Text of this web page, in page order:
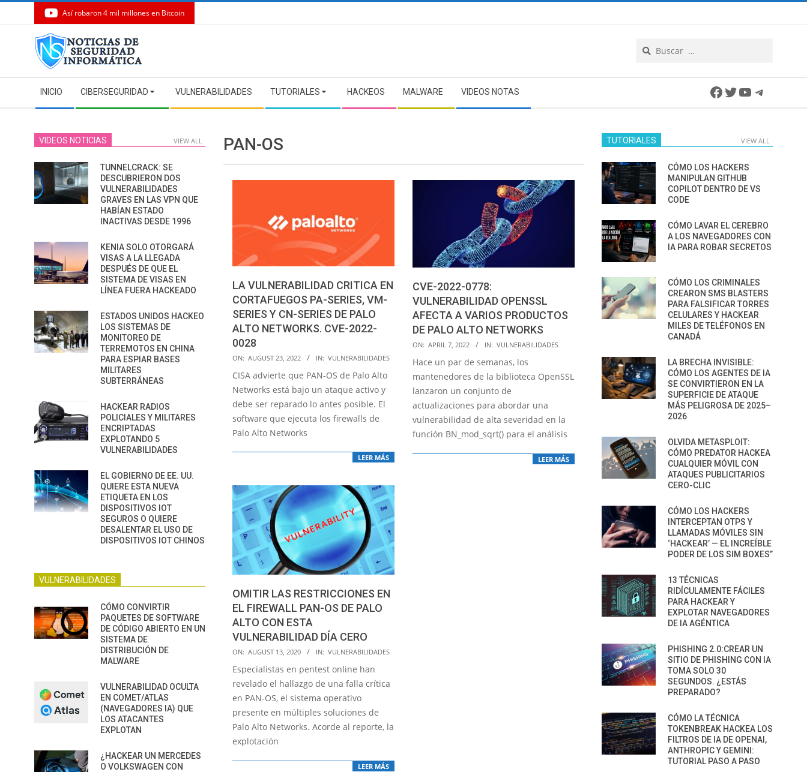
Así robaron 4 mil millones en Bitcoin
Navigation
Menu
INICIO CIBERSEGURIDAD VULNERABILIDADES TUTORIALES HACKEOS MALWARE VIDEOS NOTAS Facebook
Twitter
YouTube
PAN-OS
LA VULNERABILIDAD CRITICA EN
CORTAFUEGOS PA-SERIES, VM-
SERIES Y CN-SERIES DE PALO
ALTO NETWORKS. CVE-2022-
0028
2022-
08-
23
ON: AUGUST 23, 2022 IN: VULNERABILIDADES
CISA advierte que PAN-OS de Palo Alto
Networks está bajo un ataque activo y
debe ser reparado lo antes posible. El
software que ejecuta los firewalls de
Palo Alto Networks
LEER MÁS
CVE-2022-0778:
VULNERABILIDAD OPENSSL
AFECTA A VARIOS PRODUCTOS
DE PALO ALTO NETWORKS
2022-
04-
07
ON: APRIL 7, 2022 IN: VULNERABILIDADES
Hace un par de semanas, los
mantenedores de la biblioteca OpenSSL
lanzaron un conjunto de
actualizaciones para abordar una
vulnerabilidad de alta severidad en la
función BN_mod_sqrt() para el análisis
LEER MÁS
OMITIR LAS RESTRICCIONES EN
EL FIREWALL PAN-OS DE PALO
ALTO CON ESTA
VULNERABILIDAD DÍA CERO
2020-
08-
13
ON: AUGUST 13, 2020 IN: VULNERABILIDADES
Especialistas en pentest online han
revelado el hallazgo de una falla crítica
en PAN-OS, el sistema operativo
presente en múltiples soluciones de
Palo Alto Networks. Acorde al reporte, la
explotación
LEER MÁS
VIDEOS NOTICIAS VIEW ALL
TUNNELCRACK: SE
DESCUBRIERON DOS
VULNERABILIDADES
GRAVES EN LAS VPN QUE
HABÍAN ESTADO
INACTIVAS DESDE 1996
KENIA SOLO OTORGARÁ
VISAS A LA LLEGADA
DESPUÉS DE QUE EL
SISTEMA DE VISAS EN
LÍNEA FUERA HACKEADO
ESTADOS UNIDOS HACKEO
LOS SISTEMAS DE
MONITOREO DE
TERREMOTOS EN CHINA
PARA ESPIAR BASES
MILITARES
SUBTERRÁNEAS
HACKEAR RADIOS
POLICIALES Y MILITARES
ENCRIPTADAS
EXPLOTANDO 5
VULNERABILIDADES
EL GOBIERNO DE EE. UU.
QUIERE ESTA NUEVA
ETIQUETA EN LOS
DISPOSITIVOS IOT
SEGUROS O QUIERE
DESALENTAR EL USO DE
DISPOSITIVOS IOT CHINOS
VULNERABILIDADES
CÓMO CONVIRTIR
PAQUETES DE SOFTWARE
DE CÓDIGO ABIERTO EN UN
SISTEMA DE
DISTRIBUCIÓN DE
MALWARE
VULNERABILIDAD OCULTA
EN COMET/ATLAS
(NAVEGADORES IA) QUE
LOS ATACANTES
EXPLOTAN
¿HACKEAR UN MERCEDES
O VOLKSWAGEN CON
TUTORIALES VIEW ALL
CÓMO LOS HACKERS
MANIPULAN GITHUB
COPILOT DENTRO DE VS
CODE
CÓMO LAVAR EL CEREBRO
A LOS NAVEGADORES CON
IA PARA ROBAR SECRETOS
CÓMO LOS CRIMINALES
CREARON SMS BLASTERS
PARA FALSIFICAR TORRES
CELULARES Y HACKEAR
MILES DE TELÉFONOS EN
CANADÁ
LA BRECHA INVISIBLE:
CÓMO LOS AGENTES DE IA
SE CONVIRTIERON EN LA
SUPERFICIE DE ATAQUE
MÁS PELIGROSA DE 2025–
2026
OLVIDA METASPLOIT:
CÓMO PREDATOR HACKEA
CUALQUIER MÓVIL CON
ATAQUES PUBLICITARIOS
CERO-CLIC
CÓMO LOS HACKERS
INTERCEPTAN OTPS Y
LLAMADAS MÓVILES SIN
‘HACKEAR’ — EL INCREÍBLE
PODER DE LOS SIM BOXES”
13 TÉCNICAS
RIDÍCULAMENTE FÁCILES
PARA HACKEAR Y
EXPLOTAR NAVEGADORES
DE IA AGÉNTICA
PHISHING 2.0:CREAR UN
SITIO DE PHISHING CON IA
TOMA SOLO 30
SEGUNDOS. ¿ESTÁS
PREPARADO?
CÓMO LA TÉCNICA
TOKENBREAK HACKEA LOS
FILTROS DE IA DE OPENAI,
ANTHROPIC Y GEMINI:
TUTORIAL PASO A PASO